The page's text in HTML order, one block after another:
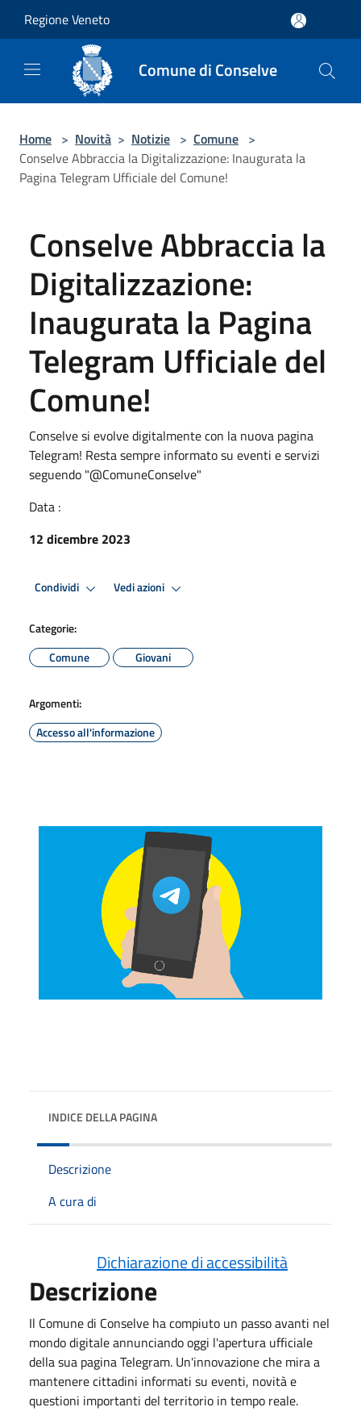
Regione Veneto
Comune di Conselve
Home > Novità > Notizie > Comune >
Conselve Abbraccia la Digitalizzazione: Inaugurata la
Pagina Telegram Ufficiale del Comune!
Conselve Abbraccia la
Digitalizzazione:
Inaugurata la Pagina
Telegram Ufficiale del
Comune!
Conselve si evolve digitalmente con la nuova pagina
Telegram! Resta sempre informato su eventi e servizi
seguendo "@ComuneConselve"
Data :
12 dicembre 2023
Condividi Vedi azioni
Categorie:
Comune
Giovani
Argomenti:
Accesso all'informazione
INDICE DELLA PAGINA
Descrizione
A cura di
Dichiarazione di accessibilità
Descrizione
Il Comune di Conselve ha compiuto un passo avanti nel
mondo digitale annunciando oggi l'apertura ufficiale
della sua pagina Telegram. Un'innovazione che mira a
mantenere cittadini informati su eventi, novità e
questioni importanti del territorio in tempo reale.